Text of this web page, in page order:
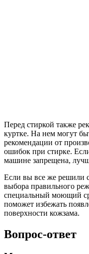
Перед стиркой также
куртке. На нем могут
рекомендации от
ошибок при стирке.
машине запрещена,
Если вы все же решили
выбора правильного
специальный моющий
поможет избежать
поверхности кожзама.
Вопрос-ответ